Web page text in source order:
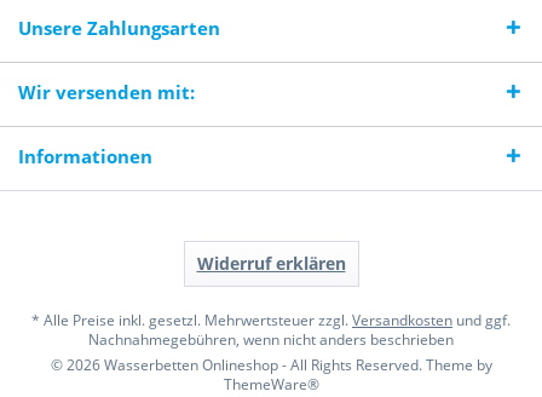
Unsere Zahlungsarten
Wir versenden mit:
Informationen
Widerruf erklären
* Alle Preise inkl. gesetzl. Mehrwertsteuer zzgl.Versandkosten und ggf.
Nachnahmegebühren, wenn nicht anders beschrieben
© 2026 Wasserbetten Onlineshop - All Rights Reserved. Theme by
ThemeWare®